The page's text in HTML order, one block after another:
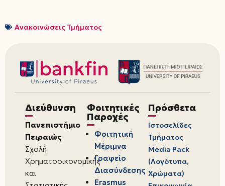
Ανακοινώσεις Τμήματος
Διεύθυνση
Πανεπιστήμιο
Πειραιώς
Σχολή
Χρηματοοικονομικής
και
Φοιτητικές
Παροχές
Φοιτητική
Μέριμνα
Γραφείο
Διασύνδεσης
Erasmus
Πρόσθετα
Ιστοσελίδες
Τμήματος
Media Pack
(Λογότυπα,
Χρώματα)